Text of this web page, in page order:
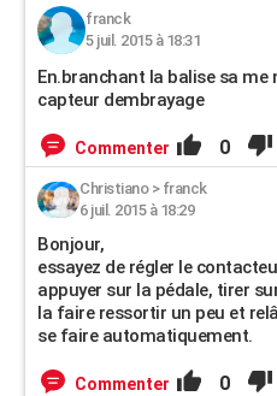
franck
5 juil. 2015 à 18:31
En.branchant la balise sa me
capteur dembrayage
Commenter 0
Christiano> franck
6 juil. 2015 à 18:29
Bonjour,
essayez de régler le
appuyer sur la pédale, tirer
la faire ressortir un peu et
se faire automatiquement.
Commenter 0